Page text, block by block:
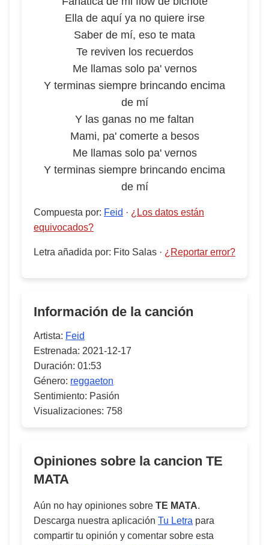
Ella de aquí ya no quiere irse
Saber de mí, eso te mata
Te reviven los recuerdos
Me llamas solo pa' vernos
Y terminas siempre brincando encima
de mí
Y las ganas no me faltan
Mami, pa' comerte a besos
Me llamas solo pa' vernos
Y terminas siempre brincando encima
de mí
Compuesta por: Feid · ¿Los datos están
equivocados?
Letra añadida por: Fito Salas · ¿Reportar error?
Información de la canción
Artista: Feid
Estrenada: 2021-12-17
Duración: 01:53
Género: reggaeton
Sentimiento: Pasión
Visualizaciones: 758
Opiniones sobre la cancion TE
MATA
Aún no hay opiniones sobre TE MATA.
Descarga nuestra aplicación Tu Letra para
compartir tu opinión y comentar sobre esta